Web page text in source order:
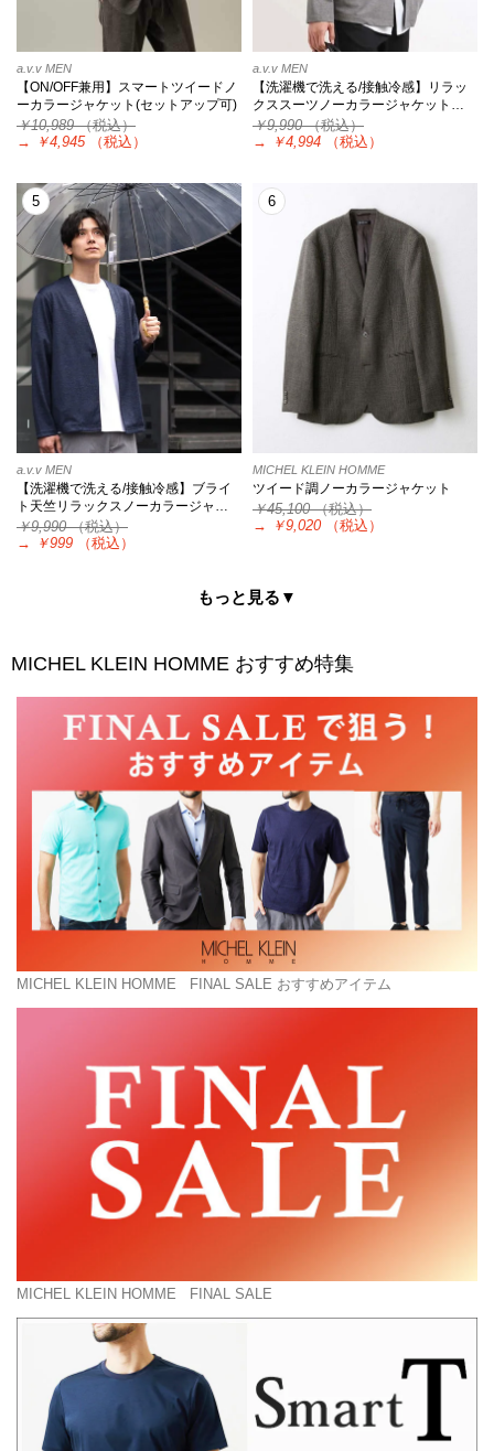
a.v.v MEN
【ON/OFF兼用】スマートツイードノ
ーカラージャケット(セットアップ可)
￥10,989（税込）
→
￥4,945 （税込）
a.v.v MEN
【洗濯機で洗える/接触冷感】リラッ
クススーツノーカラージャケット…
￥9,990（税込）
→
￥4,994 （税込）
5
a.v.v MEN
【洗濯機で洗える/接触冷感】ブライ
ト天竺リラックスノーカラージャ…
￥9,990（税込）
→
￥999 （税込）
6
MICHEL KLEIN HOMME
ツイード調ノーカラージャケット
￥45,100（税込）
→
￥9,020 （税込）
もっと見る▼
MICHEL KLEIN HOMME おすすめ特集
MICHEL KLEIN HOMME FINAL SALE おすすめアイテム
MICHEL KLEIN HOMME FINAL SALE